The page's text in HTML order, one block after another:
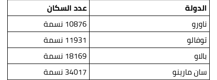
الدولة
عدد السكان
ناورو
10876 نسمة
توفالو
11931 نسمة
بالاو
18169 نسمة
سان مارينو
34017 نسمة